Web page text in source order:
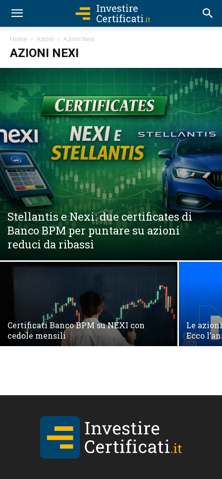
Home Azioni Azioni Nexi
AZIONI NEXI
Stellantis e Nexi: due certificates di
Banco BPM per puntare su azioni
reduci da ribassi
Certificati Banco BPM su NEXI con
cedole mensili
Le
Ecco